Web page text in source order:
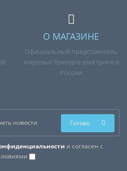
О МАГАЗИНЕ
Официальный представитель
мировых брендов электрики в
России
и согласен с
Готово